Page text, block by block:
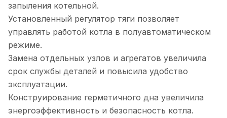
запыления котельной.
Установленный регулятор тяги позволяет
управлять работой котла в полуавтоматическом
режиме.
Замена отдельных узлов и агрегатов увеличила
срок службы деталей и повысила удобство
эксплуатации.
Конструирование герметичного дна увеличила
энергоэффективность и безопасность котла.